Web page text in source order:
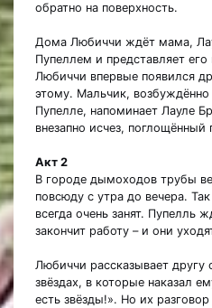
обратно на поверхность.
Дома Любиччи ждёт мама,
Пупеллем и представляет его
Любиччи впервые появился
этому. Мальчик,
Пупелле, напоминает Лауле
внезапно исчез,
Акт 2
В городе дымоходов трубы
повсюду с утра до вечера.
всегда очень занят. Пупелль
закончит работу – и они
Любиччи рассказывает другу
звёздах, в которые наказал
есть звёзды!». Но их